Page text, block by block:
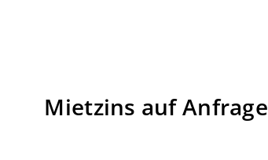
Mietzins auf Anfrage